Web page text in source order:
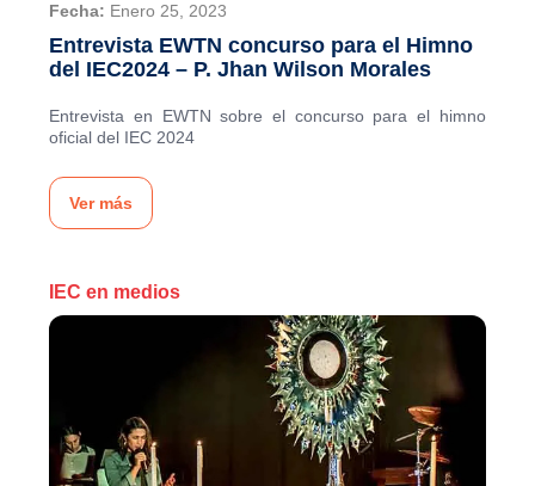
Fecha: Enero 25, 2023
Entrevista EWTN concurso para el Himno
del IEC2024 – P. Jhan Wilson Morales
Entrevista en EWTN sobre el concurso para el himno
oficial del IEC 2024
Ver más
IEC en medios